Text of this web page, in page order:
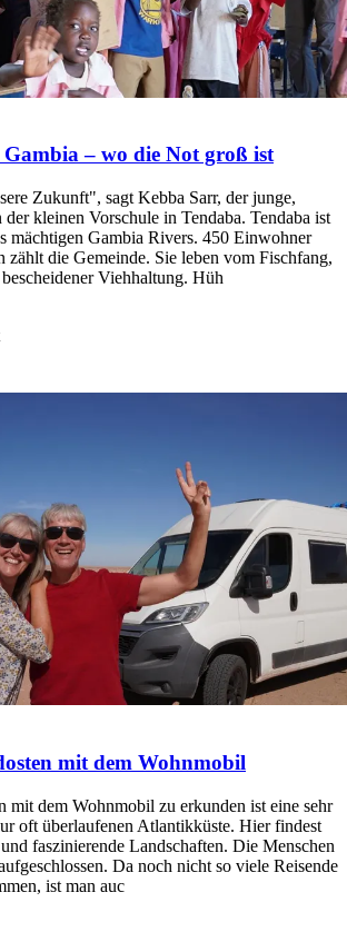
– wo die Not groß ist
Zukunft", sagt Kebba Sarr, der junge,
der kleinen Vorschule in Tendaba. Tendaba ist
mächtigen Gambia Rivers. 450 Einwohner
zählt die Gemeinde. Sie leben vom Fischfang,
Viehhaltung. Hüh
mit dem Wohnmobil
mit dem Wohnmobil zu erkunden ist eine sehr
oft überlaufenen Atlantikküste. Hier findest
faszinierende Landschaften. Die Menschen
Da noch nicht so viele Reisende
ist man auc